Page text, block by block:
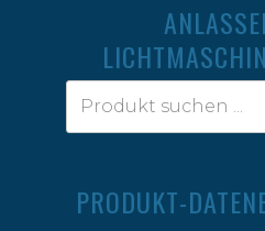
PRODUKT-